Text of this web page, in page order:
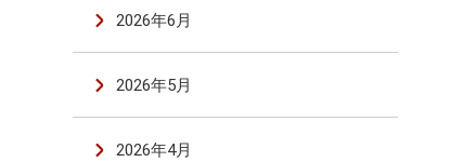
2026年6月
2026年5月
2026年4月